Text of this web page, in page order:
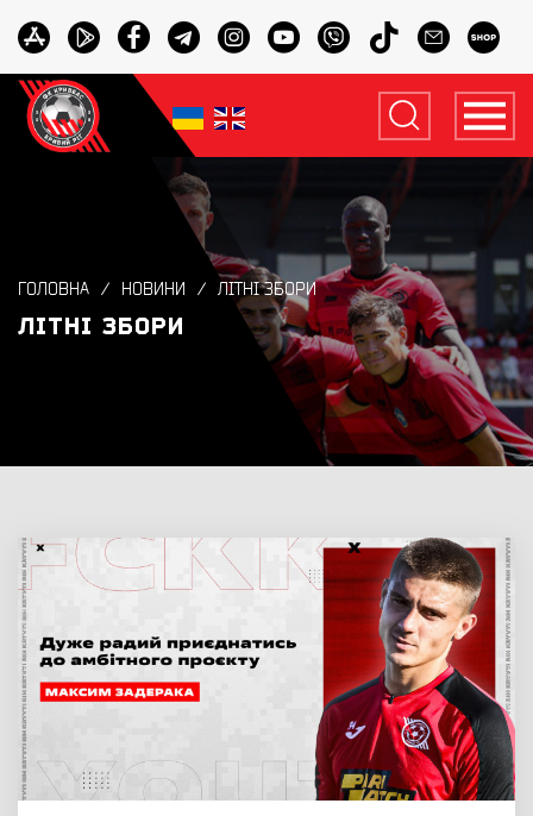
ГОЛОВНА НОВИНИ ЛІТНІ ЗБОРИ
ЛІТНІ ЗБОРИ